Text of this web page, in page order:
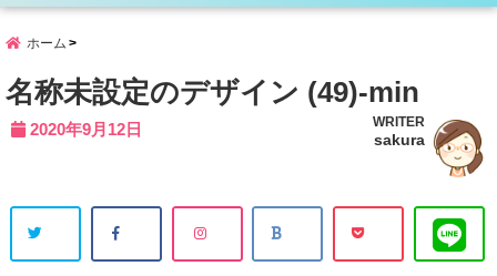
ホーム
名称未設定のデザイン (49)-min
2020年9月12日 WRITER
sakura